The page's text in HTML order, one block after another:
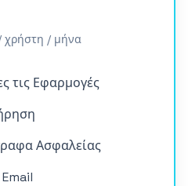
χρήστη / μήνα
τις Εφαρμογές
Ασφαλείας